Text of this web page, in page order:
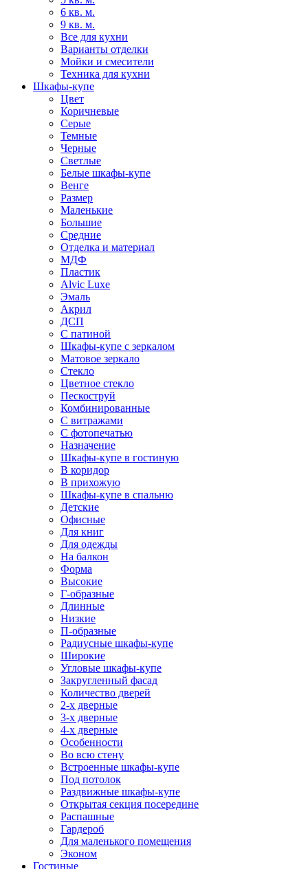
6 кв. м.
9 кв. м.
Все для кухни
Варианты отделки
Мойки и смесители
Техника для кухни
Шкафы-купе
Цвет
Коричневые
Серые
Темные
Черные
Светлые
Белые шкафы-купе
Венге
Размер
Маленькие
Большие
Средние
Отделка и материал
МДФ
Пластик
Alvic Luxe
Эмаль
Акрил
ДСП
С патиной
Шкафы-купе с зеркалом
Матовое зеркало
Стекло
Цветное стекло
Пескоструй
Комбинированные
С витражами
С фотопечатью
Назначение
Шкафы-купе в гостиную
В коридор
В прихожую
Шкафы-купе в спальню
Детские
Офисные
Для книг
Для одежды
На балкон
Форма
Высокие
Г-образные
Длинные
Низкие
П-образные
Радиусные шкафы-купе
Широкие
Угловые шкафы-купе
Закругленный фасад
Количество дверей
2-х дверные
3-х дверные
4-х дверные
Особенности
Во всю стену
Встроенные шкафы-купе
Под потолок
Раздвижные шкафы-купе
Открытая секция посередине
Распашные
Гардероб
Для маленького помещения
Эконом
Гостиные